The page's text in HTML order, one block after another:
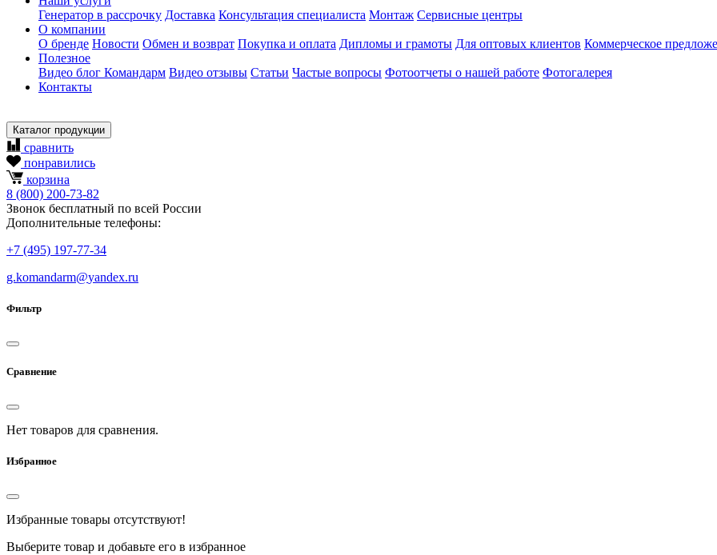
Генератор в рассрочку Доставка Консультация специалиста Монтаж Сервисные центры
О компании
О бренде Новости Обмен и возврат Покупка и оплата Дипломы и грамоты Для оптовых клиентов Коммерческое
Полезное
Видео блог Командарм Видео отзывы Статьи Частые вопросы Фотоотчеты о нашей работе Фотогалерея
Контакты
Каталог продукции
сравнить
понравились
корзина
8 (800) 200-73-82
Звонок бесплатный по всей России
Дополнительные телефоны:
+7 (495) 197-77-34
g.komandarm@yandex.ru
Фильтр
Сравнение
Нет товаров для сравнения.
Избранное
Избранные товары отсутствуют!
Выберите товар и добавьте его в избранное